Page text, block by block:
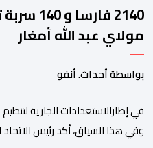
2140
مولاي عبد الله أمغار
بواسطة أحداث. أنفو
في إطارالاستعدادات الجارية
وفي هذا السياق، أكد رئيس